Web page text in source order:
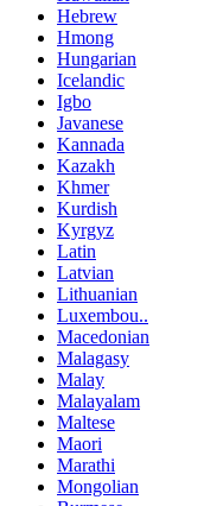
Hebrew
Hmong
Hungarian
Icelandic
Igbo
Javanese
Kannada
Kazakh
Khmer
Kurdish
Kyrgyz
Latin
Latvian
Lithuanian
Luxembou..
Macedonian
Malagasy
Malay
Malayalam
Maltese
Maori
Marathi
Mongolian